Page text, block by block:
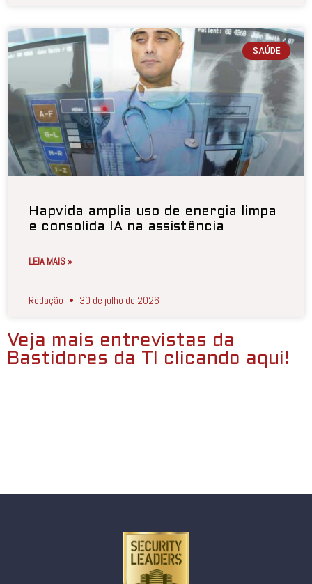
SAÚDE
Hapvida amplia uso de energia limpa
e consolida IA na assistência
LEIA MAIS »
Redação 30 de julho de 2026
Veja mais entrevistas da
Bastidores da TI clicando aqui!